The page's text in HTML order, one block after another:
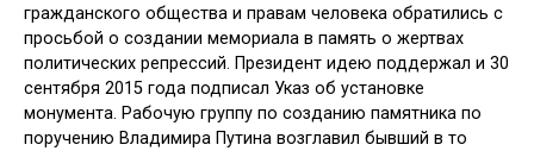
гражданского общества и правам человека обратились с
просьбой о создании мемориала в память о жертвах
политических репрессий. Президент идею поддержал и 30
сентября 2015 года подписал Указ об установке
монумента. Рабочую группу по созданию памятника по
поручению Владимира Путина возглавил бывший в то